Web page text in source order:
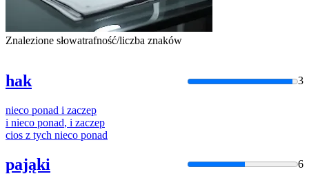
Znalezione słowatrafność/liczba znaków
hak 3
nieco ponad i zaczep
i nieco ponad, i zaczep
cios z tych nieco ponad
pająki 6